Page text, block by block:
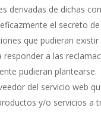
derivadas de dichas
el secreto de
que pudieran
responder a las
pudieran plantearse.
del servicio web
y/o servicios a